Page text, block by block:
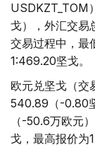
USDKZT_TOM
戈），外汇交易
交易过程中，最
1:469.20坚戈。
欧元兑坚戈（交
540.89（-0.80
（-50.6万欧元
戈，最高报价为